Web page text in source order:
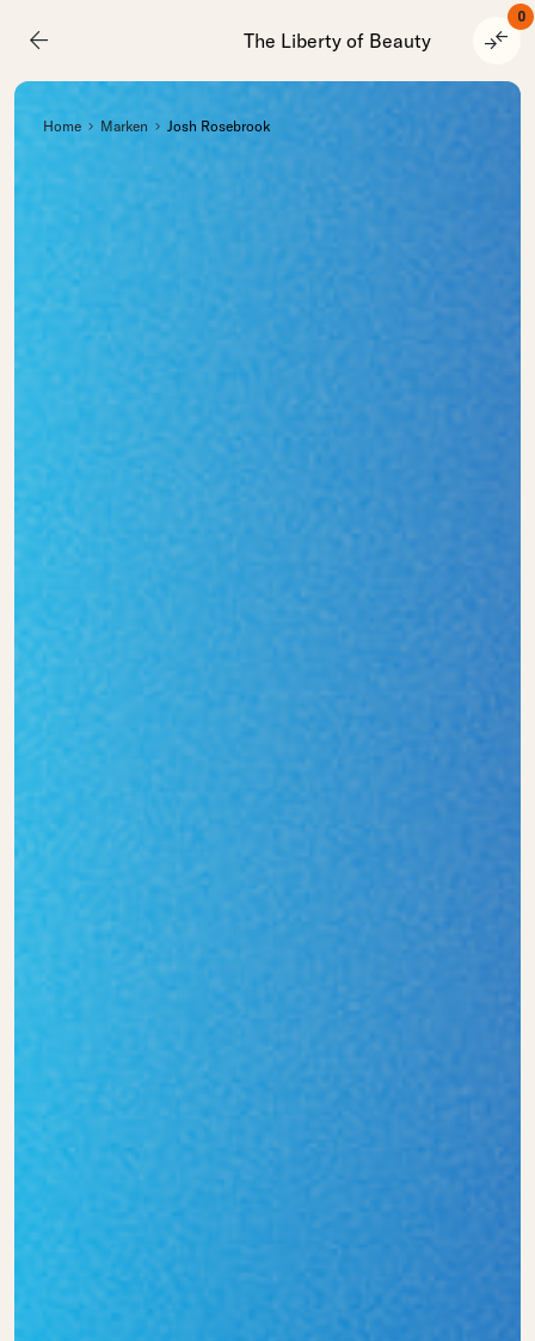
arrow_back The Liberty of Beauty compare_arrows
0
Home Marken Josh Rosebrook